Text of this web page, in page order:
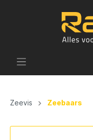
Zeevis Zeebaars